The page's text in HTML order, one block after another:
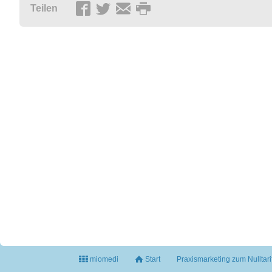
Teilen
miomedi Start Praxismarketing zum